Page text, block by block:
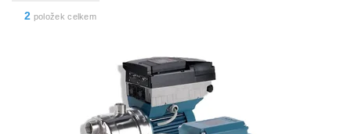
2 položek celkem